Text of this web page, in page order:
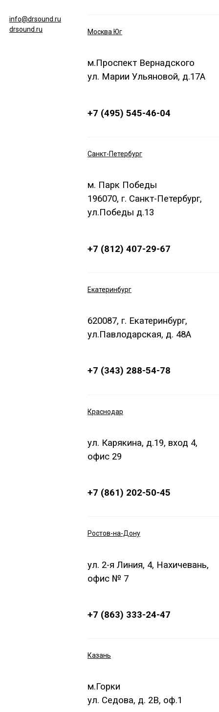
info@drsound.ru
drsound.ru
Москва Юг
м.Проспект Вернадского
ул. Марии Ульяновой, д.17А
+7 (495) 545-46-04
Санкт-Петербург
м. Парк Победы
196070, г. Санкт-Петербург,
ул.Победы д.13
+7 (812) 407-29-67
Екатеринбург
620087, г. Екатеринбург,
ул.Павлодарская, д. 48А
+7 (343) 288-54-78
Краснодар
ул. Карякина, д.19, вход 4,
офис 29
+7 (861) 202-50-45
Ростов-на-Дону
ул. 2-я Линия, 4, Нахичевань,
офис № 7
+7 (863) 333-24-47
Казань
м.Горки
ул. Седова, д. 2В, оф.1